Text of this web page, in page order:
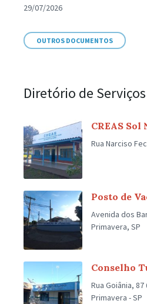
29/07/2026
OUTROS DOCUMENTOS
Diretório de Serviços
CREAS Sol
Rua Narciso
Posto de
Avenida dos
Primavera, SP
Conselho
Rua Goiânia, 87
Primavera - SP